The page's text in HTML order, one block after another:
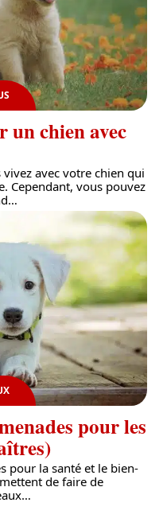
un chien avec
avec votre chien qui
Cependant, vous pouvez
…
pour les
pour la santé et le bien-
de faire de
…